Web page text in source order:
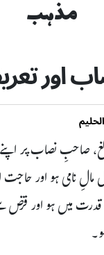
مذہب
اور
صاحبِ نصاب پر
نامی ہو اور حاجت
میں ہو اور